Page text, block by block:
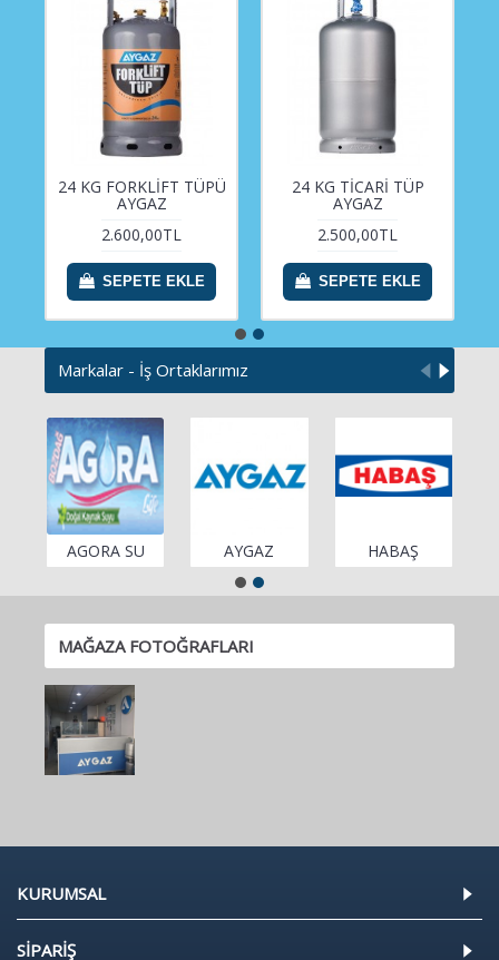
24 KG FORKLİFT TÜPÜ
AYGAZ
2.600,00TL
SEPETE EKLE
24 KG TİCARİ TÜP
AYGAZ
2.500,00TL
SEPETE EKLE
Markalar - İş Ortaklarımız
AGORA SU AYGAZ HABAŞ
MAĞAZA FOTOĞRAFLARI
KURUMSAL
SİPARİŞ